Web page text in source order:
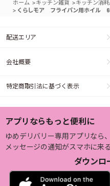
ホーム >キッチン雑貨 >キッチン消
> くらしモア フライパン用ホイル
配送エリア
会社概要
特定商取引法に基づく表示
アプリならもっと便利に
ゆめデリバリー専用アプリなら、
メッセージの通知がスマホに来
ダウンロ